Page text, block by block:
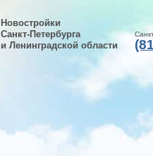
Новостройки
Санкт-Петербурга
и Ленинградской области